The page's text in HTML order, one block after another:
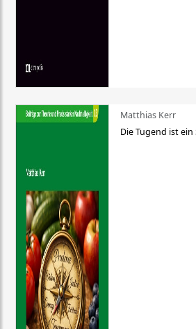
Matthias Kerr
Die Tugend ist